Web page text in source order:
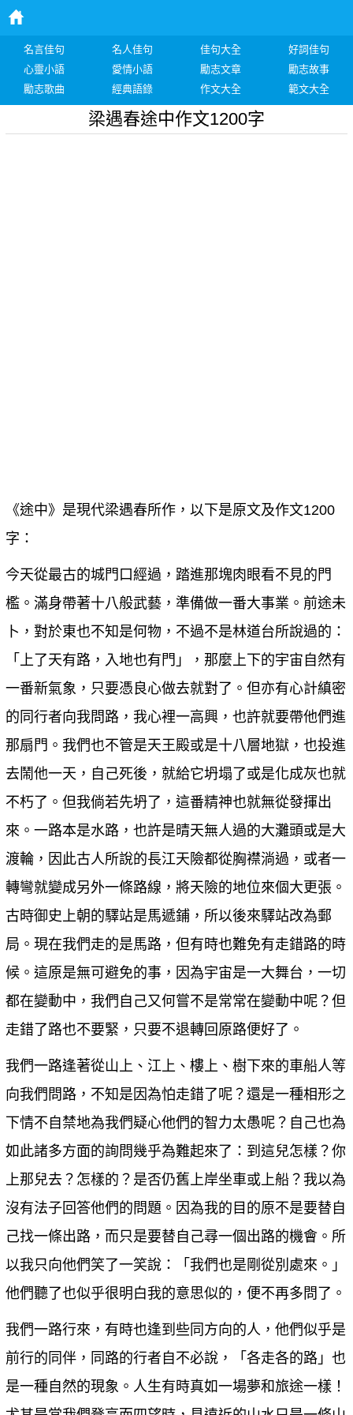
名言佳句 名人佳句 佳句大全
好詞佳句
心靈小語
愛情小語 勵志文章
勵志故事
勵志歌曲
經典語錄 作文大全 範文大全
梁遇春途中作文1200字
《途中》是現代梁遇春所作，以下是原文及作文1200
字：
今天從最古的城門口經過，踏進那塊肉眼看不見的門
檻。滿身帶著十八般武藝，準備做一番大事業。前途未
卜，對於東也不知是何物，不過不是林道台所說過的：
「上了天有路，入地也有門」，那麼上下的宇宙自然有
一番新氣象，只要憑良心做去就對了。但亦有心計縝密
的同行者向我問路，我心裡一高興，也許就要帶他們進
那扇門。我們也不管是天王殿或是十八層地獄，也投進
去鬧他一天，自己死後，就給它坍塌了或是化成灰也就
不朽了。但我倘若先坍了，這番精神也就無從發揮出
來。一路本是水路，也許是晴天無人過的大灘頭或是大
渡輪，因此古人所說的長江天險都從胸襟淌過，或者一
轉彎就變成另外一條路線，將天險的地位來個大更張。
古時御史上朝的驛站是馬遞鋪，所以後來驛站改為郵
局。現在我們走的是馬路，但有時也難免有走錯路的時
候。這原是無可避免的事，因為宇宙是一大舞台，一切
都在變動中，我們自己又何嘗不是常常在變動中呢？但
走錯了路也不要緊，只要不退轉回原路便好了。
我們一路逢著從山上、江上、樓上、樹下來的車船人等
向我們問路，不知是因為怕走錯了呢？還是一種相形之
下情不自禁地為我們疑心他們的智力太愚呢？自己也為
如此諸多方面的詢問幾乎為難起來了：到這兒怎樣？你
上那兒去？怎樣的？是否仍舊上岸坐車或上船？我以為
沒有法子回答他們的問題。因為我的目的原不是要替自
己找一條出路，而只是要替自己尋一個出路的機會。所
以我只向他們笑了一笑說：「我們也是剛從別處來。」
他們聽了也似乎很明白我的意思似的，便不再多問了。
我們一路行來，有時也逢到些同方向的人，他們似乎是
前行的同伴，同路的行者自不必說，「各走各的路」也
是一種自然的現象。人生有時真如一場夢和旅途一樣！